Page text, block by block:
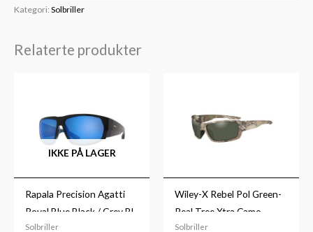
Kategori: Solbriller
Relaterte produkter
IKKE PÅ LAGER
Rapala Precision Agatti
Royal Blue Black / Grey Bl
Solbriller
Wiley-X Rebel Pol Green-
Real Tree Xtra Camo
Frame
Solbriller